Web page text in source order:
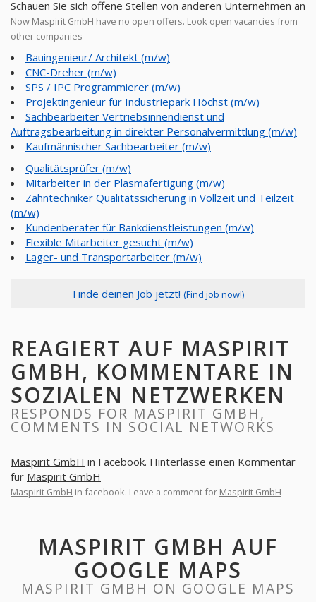
Schauen Sie sich offene Stellen von anderen Unternehmen an
Now Maspirit GmbH have no open offers. Look open vacancies from
other companies
Bauingenieur/ Architekt (m/w)
CNC-Dreher (m/w)
SPS / IPC Programmierer (m/w)
Projektingenieur für Industriepark Höchst (m/w)
Sachbearbeiter Vertriebsinnendienst und
Auftragsbearbeitung in direkter Personalvermittlung (m/w)
Kaufmännischer Sachbearbeiter (m/w)
Qualitätsprüfer (m/w)
Mitarbeiter in der Plasmafertigung (m/w)
Zahntechniker Qualitätssicherung in Vollzeit und Teilzeit
(m/w)
Kundenberater für Bankdienstleistungen (m/w)
Flexible Mitarbeiter gesucht (m/w)
Lager- und Transportarbeiter (m/w)
Finde deinen Job jetzt! (Find job now!)
REAGIERT AUF MASPIRIT
GMBH, KOMMENTARE IN
SOZIALEN NETZWERKEN
RESPONDS FOR MASPIRIT GMBH,
COMMENTS IN SOCIAL NETWORKS
Maspirit GmbH in Facebook. Hinterlasse einen Kommentar
für Maspirit GmbH
Maspirit GmbH in facebook. Leave a comment for Maspirit GmbH
MASPIRIT GMBH AUF
GOOGLE MAPS
MASPIRIT GMBH ON GOOGLE MAPS